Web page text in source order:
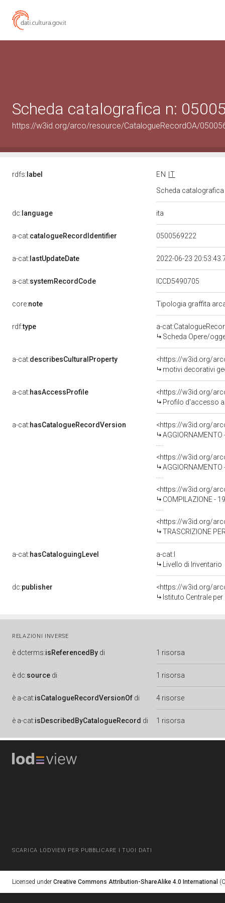
Scheda catalografica n:
https://w3id.org/arco/resource/CatalogueRecordOA/
rdfs: label EN
IT
Scheda
dc: language ita
a-cat:catalogueRecordIdentifier 0500569222
a-cat: lastUpdateDate 2022-06-23
a-cat:systemRecordCode ICCD5490705
core:note Tipologia graffita
rdf:type
a-
Scheda Opere/
a-cat:describesCulturalProperty
<https://w3id.org/
motivi decorativi
a-cat:hasAccessProfile
<https://w3id.org/
Profilo d'accesso
a-cat:hasCatalogueRecordVersion
<https://w3id.org/
<https://w3id.org/
<https://w3id.org/
COMPILAZIONE -
<https://w3id.org/
TRASCRIZIONE
a-cat:hasCataloguingLevel
a-cat:I
Livello di Inventario
dc:publisher
<https://w3id.org/
Istituto Centrale
RELAZIONI INVERSE
è dcterms:isReferencedBy di 1 risorsa
è dc:source di 1 risorsa
è a-cat:isCatalogueRecordVersionOf di 4 risorse
è a-cat:isDescribedByCatalogueRecord di 1 risorsa
SCARICA LODVIEW PER PUBBLICARE I TUOI DATI
Licensed under Creative Commons Attribution-ShareAlike 4.0 International